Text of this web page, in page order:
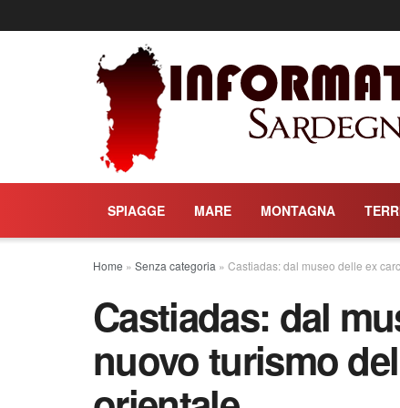
SPIAGGE MARE MONTAGNA
Home » Senza categoria » Castiadas: dal museo delle ex
Castiadas: dal
nuovo turismo